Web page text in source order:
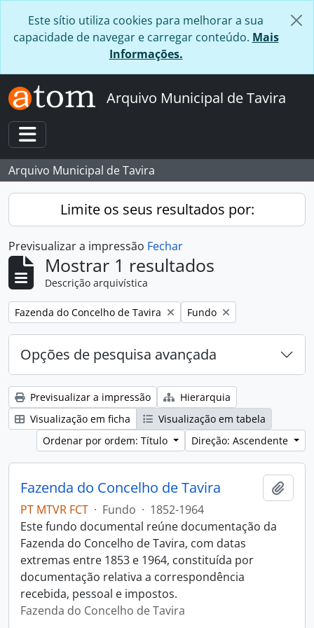
Este sítio utiliza cookies para melhorar a sua
capacidade de navegar e carregar conteúdo. Mais
Informações.
Arquivo Municipal de Tavira
Toggle navigation
Arquivo Municipal de Tavira
Limite os seus resultados por:
Previsualizar a impressão Fechar
Mostrar 1 resultados
Descrição arquivística
Remover filtro:
Fazenda do Concelho de Tavira Remover filtro:
Fundo
Opções de pesquisa avançada
Previsualizar a impressão
Hierarquia
Visualização em ficha
Visualização em tabela
Ordenar por ordem: Título
Direção: Ascendente
Fazenda do Concelho de Tavira
PT MTVR FCT · Fundo · 1852-1964
Este fundo documental reúne documentação da
Fazenda do Concelho de Tavira, com datas
extremas entre 1853 e 1964, constituída por
documentação relativa a correspondência
recebida, pessoal e impostos.
Fazenda do Concelho de Tavira